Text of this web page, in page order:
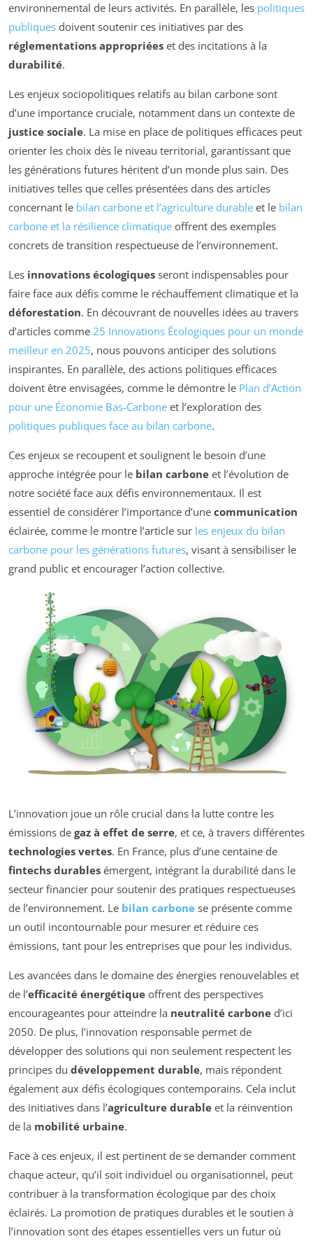
environnemental de leurs activités. En parallèle, les politiques
publiques doivent soutenir ces initiatives par des
réglementations appropriées et des incitations à la
durabilité.
Les enjeux sociopolitiques relatifs au bilan carbone sont
d’une importance cruciale, notamment dans un contexte de
justice sociale. La mise en place de politiques efficaces peut
orienter les choix dès le niveau territorial, garantissant que
les générations futures héritent d’un monde plus sain. Des
initiatives telles que celles présentées dans des articles
concernant le bilan carbone et l’agriculture durable et le bilan
carbone et la résilience climatique offrent des exemples
concrets de transition respectueuse de l’environnement.
Les innovations écologiques seront indispensables pour
faire face aux défis comme le réchauffement climatique et la
déforestation. En découvrant de nouvelles idées au travers
d’articles comme 25 Innovations Écologiques pour un monde
meilleur en 2025, nous pouvons anticiper des solutions
inspirantes. En parallèle, des actions politiques efficaces
doivent être envisagées, comme le démontre le Plan d’Action
pour une Économie Bas-Carbone et l’exploration des
politiques publiques face au bilan carbone.
Ces enjeux se recoupent et soulignent le besoin d’une
approche intégrée pour le bilan carbone et l’évolution de
notre société face aux défis environnementaux. Il est
essentiel de considérer l’importance d’une communication
éclairée, comme le montre l’article sur les enjeux du bilan
carbone pour les générations futures, visant à sensibiliser le
grand public et encourager l’action collective.
L’innovation joue un rôle crucial dans la lutte contre les
émissions de gaz à effet de serre, et ce, à travers différentes
technologies vertes. En France, plus d’une centaine de
fintechs durables émergent, intégrant la durabilité dans le
secteur financier pour soutenir des pratiques respectueuses
de l’environnement. Le bilan carbone se présente comme
un outil incontournable pour mesurer et réduire ces
émissions, tant pour les entreprises que pour les individus.
Les avancées dans le domaine des énergies renouvelables et
de l’efficacité énergétique offrent des perspectives
encourageantes pour atteindre la neutralité carbone d’ici
2050. De plus, l’innovation responsable permet de
développer des solutions qui non seulement respectent les
principes du développement durable, mais répondent
également aux défis écologiques contemporains. Cela inclut
des initiatives dans l’agriculture durable et la réinvention
de la mobilité urbaine.
Face à ces enjeux, il est pertinent de se demander comment
chaque acteur, qu’il soit individuel ou organisationnel, peut
contribuer à la transformation écologique par des choix
éclairés. La promotion de pratiques durables et le soutien à
l’innovation sont des étapes essentielles vers un futur où